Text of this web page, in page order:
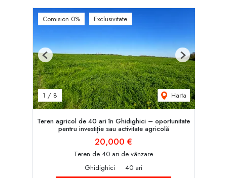
Comision 0% Exclusivitate
1 / 8 Harta
Previous Next
Teren agricol de 40 ari în Ghidighici – oportunitate
pentru investiție sau activitate agricolă
20,000 €
Teren de 40 ari de vânzare
Ghidighici
40 ari